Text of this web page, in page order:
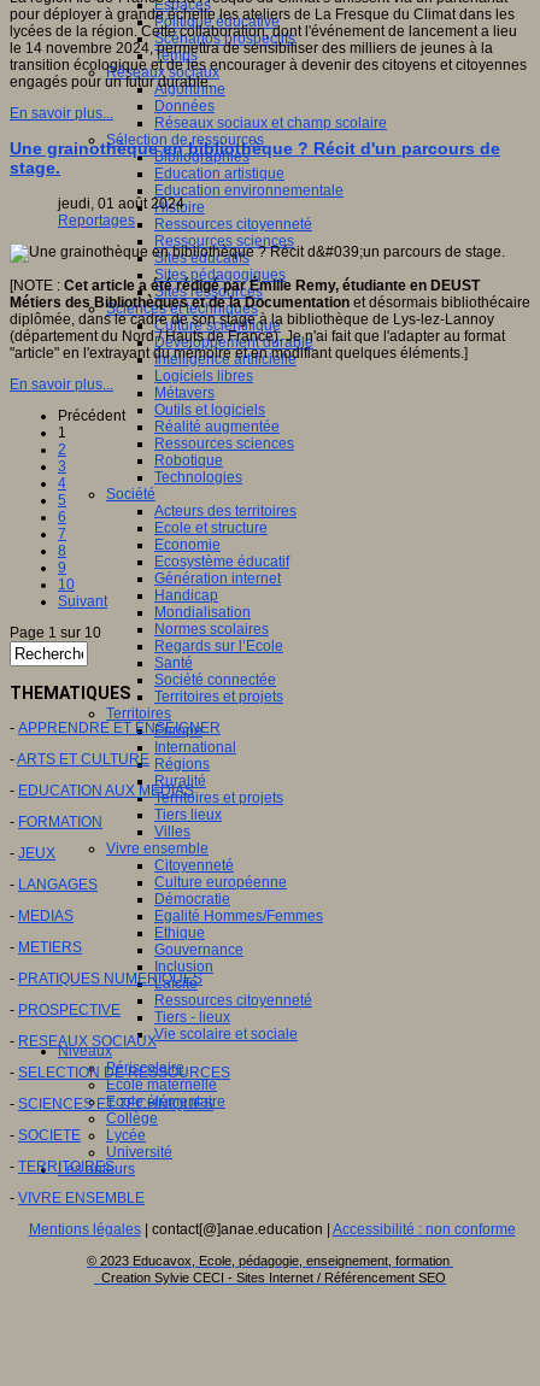
Espaces
Politique éducative
Scénarios prospectifs
Temps
Réseaux sociaux
Algorithme
Données
Réseaux sociaux et champ scolaire
Sélection de ressources
Bibliographies
Education artistique
Education environnementale
Histoire
Ressources citoyenneté
Ressources sciences
Sites éducatifs
Sites pédagogiques
Sites ressources
Sciences et techniques
Culture scientifique
Développement durable
Intelligence artificielle
Logiciels libres
Métavers
Outils et logiciels
Réalité augmentée
Ressources sciences
Robotique
Technologies
Société
Acteurs des territoires
Ecole et structure
Economie
Ecosystème éducatif
Génération internet
Handicap
Mondialisation
Normes scolaires
Regards sur l’Ecole
Santé
Société connectée
Territoires et projets
Territoires
Europe
International
Régions
Ruralité
Territoires et projets
Tiers lieux
Villes
Vivre ensemble
Citoyenneté
Culture européenne
Démocratie
Egalité Hommes/Femmes
Ethique
Gouvernance
Inclusion
Laïcité
Ressources citoyenneté
Tiers - lieux
Vie scolaire et sociale
Niveaux
Périscolaire
Ecole maternelle
Ecole élémentaire
Collège
Lycée
Université
Les auteurs
pour déployer à grande échelle les ateliers de La Fresque du Climat dans les
lycées de la région. Cette collaboration, dont l'événement de lancement a lieu
le 14 novembre 2024, permettra de sensibiliser des milliers de jeunes à la
transition écologique et de les encourager à devenir des citoyens et citoyennes
engagés pour un futur durable.
En savoir plus...
Une grainothèque en bibliothèque ? Récit d'un parcours de
stage.
jeudi, 01 août 2024
Reportages
[NOTE : Cet article a été rédigé par Émilie Remy, étudiante en DEUST
Métiers des Bibliothèques et de la Documentation et désormais bibliothécaire
diplômée, dans le cadre de son stage à la bibliothèque de Lys-lez-Lannoy
(département du Nord / Hauts de France). Je n'ai fait que l'adapter au format
"article" en l'extrayant du mémoire et en modifiant quelques éléments.]
En savoir plus...
Précédent
1
2
3
4
5
6
7
8
9
10
Suivant
Page 1 sur 10
THEMATIQUES
- APPRENDRE ET ENSEIGNER
-ARTS ET CULTURE
- EDUCATION AUX MEDIAS
- FORMATION
- JEUX
- LANGAGES
- MEDIAS
- METIERS
- PRATIQUES NUMERIQUES
- PROSPECTIVE
- RESEAUX SOCIAUX
- SELECTION DE RESSOURCES
- SCIENCES ET TECHNIQUES
- SOCIETE
- TERRITOIRES
- VIVRE ENSEMBLE
Mentions légales| contact[@]anae.education | Accessibilité : non conforme
© 2023 Educavox, Ecole, pédagogie, enseignement, formation
Creation Sylvie CECI - Sites Internet / Référencement SEO